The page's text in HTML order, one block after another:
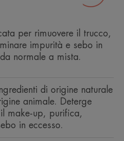
per rimuovere il trucco,
impurità e sebo in
normale a mista.
di origine naturale
animale. Deterge
make-up, purifica,
in eccesso.